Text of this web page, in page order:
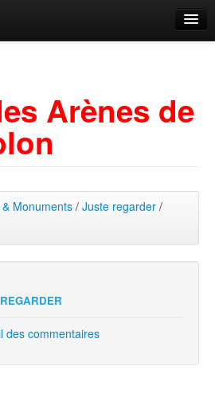
Arènes de
Monuments / Juste regarder /
des commentaires